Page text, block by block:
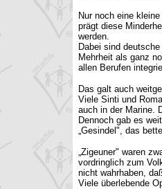
Nur noch eine
prägt diese
werden.
Dabei sind
Mehrheit als ganz
allen Berufen
Das galt auch
Viele Sinti und
auch in der Marine.
Dennoch gab es
„Gesindel", das
„Zigeuner" waren
vordringlich zum
nicht wahrhaben,
Viele überlebende